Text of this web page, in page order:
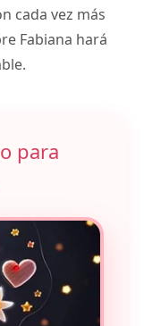
cada vez más
Fabiana hará
para